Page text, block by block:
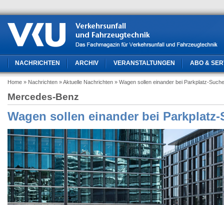
NACHRICHTEN ARCHIV VERANSTALTUNGEN ABO &
Home » Nachrichten » Aktuelle Nachrichten » Wagen sollen einander bei Parkplatz-
Mercedes-Benz
Wagen sollen einander bei